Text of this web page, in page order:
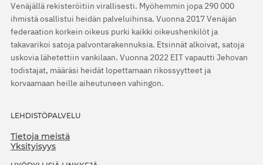
Venäjällä rekisteröitiin virallisesti. Myöhemmin jopa 290 000
ihmistä osallistui heidän palveluihinsa. Vuonna 2017 Venäjän
federaation korkein oikeus purki kaikki oikeushenkilöt ja
takavarikoi satoja palvontarakennuksia. Etsinnät alkoivat, satoja
uskovia lähetettiin vankilaan. Vuonna 2022 EIT vapautti Jehovan
todistajat, määräsi heidät lopettamaan rikossyytteet ja
korvaamaan heille aiheutuneen vahingon.
LEHDISTÖPALVELU
Tietoja meistä
Yksityisyys